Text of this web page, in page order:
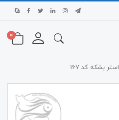
0
بشکه کد 167